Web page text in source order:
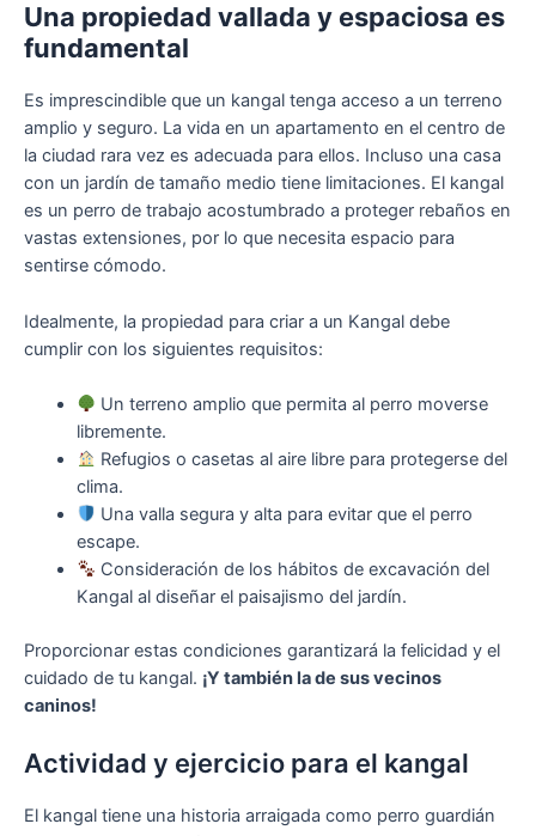
Una propiedad vallada y espaciosa es
fundamental
Es imprescindible que un kangal tenga acceso a un terreno
amplio y seguro. La vida en un apartamento en el centro de
la ciudad rara vez es adecuada para ellos. Incluso una casa
con un jardín de tamaño medio tiene limitaciones. El kangal
es un perro de trabajo acostumbrado a proteger rebaños en
vastas extensiones, por lo que necesita espacio para
sentirse cómodo.
Idealmente, la propiedad para criar a un Kangal debe
cumplir con los siguientes requisitos:
Un terreno amplio que permita al perro moverse
libremente.
Refugios o casetas al aire libre para protegerse del
clima.
Una valla segura y alta para evitar que el perro
escape.
Consideración de los hábitos de excavación del
Kangal al diseñar el paisajismo del jardín.
Proporcionar estas condiciones garantizará la felicidad y el
cuidado de tu kangal. ¡Y también la de sus vecinos
caninos!
Actividad y ejercicio para el kangal
El kangal tiene una historia arraigada como perro guardián